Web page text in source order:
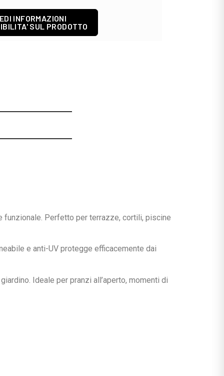
INFORMAZIONI
SUL PRODOTTO
funzionale. Perfetto per terrazze, cortili, piscine
e anti-UV protegge efficacemente dai
Ideale per pranzi all’aperto, momenti di